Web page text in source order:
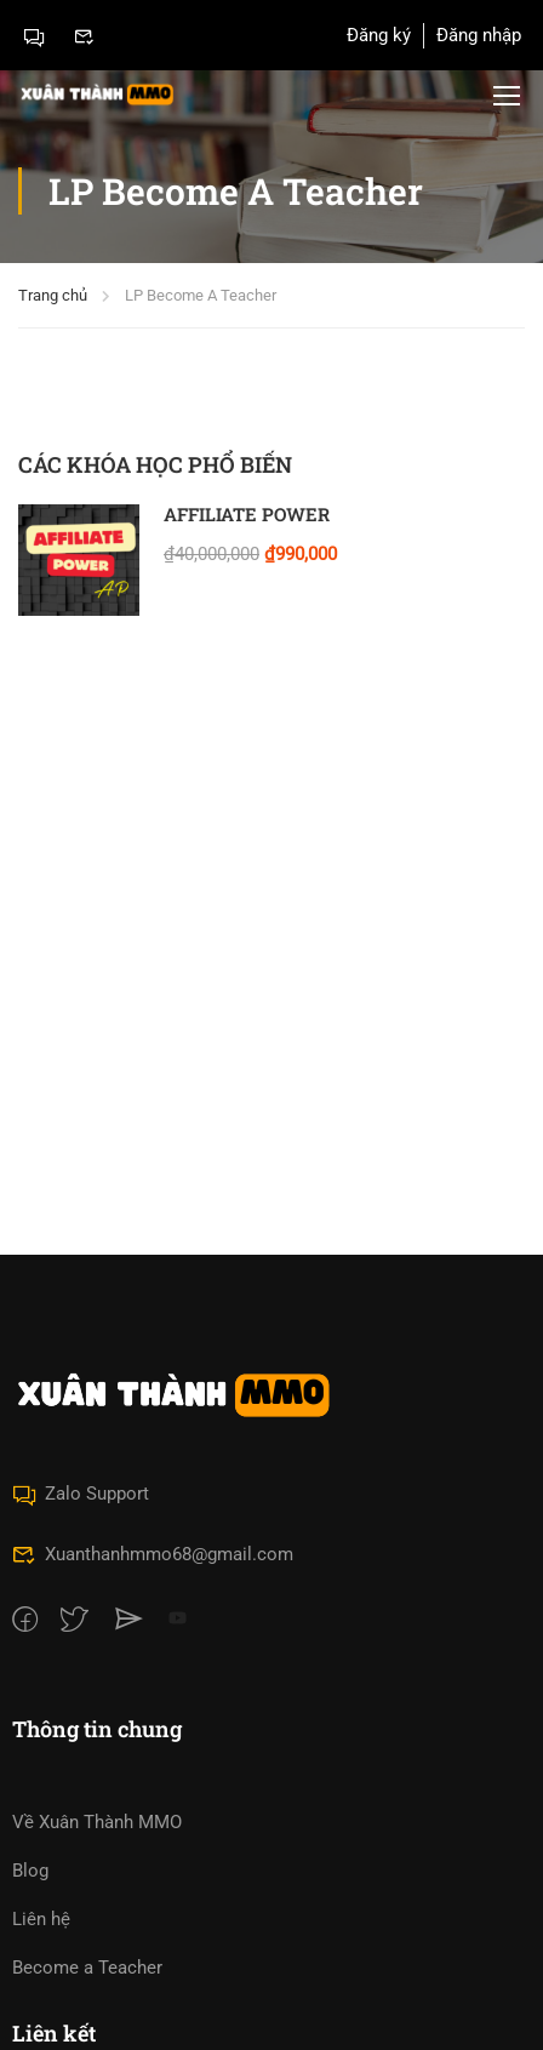
Đăng ký Đăng nhập
LP Become A Teacher
Trang chủ LP Become A Teacher
CÁC KHÓA HỌC PHỔ BIẾN
AFFILIATE POWER
₫40,000,000 ₫990,000
Zalo Support
Xuanthanhmmo68@gmail.com
Thông tin chung
Về Xuân Thành MMO
Blog
Liên hệ
Become a Teacher
Liên kết